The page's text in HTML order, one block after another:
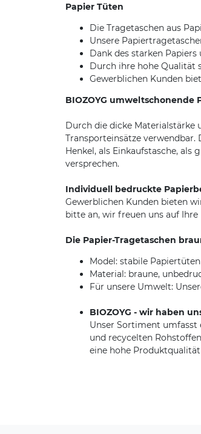
Papier Tüten
Die Tragetaschen aus
Unsere
Dank des starken
Durch ihre hohe Qualität
Gewerblichen Kunden
BIOZOYG
Durch die dicke Materialstärke
Transporteinsätze
Henkel, als Einkaufstasche,
versprechen.
Individuell bedruckte
Gewerblichen Kunden bieten
bitte an, wir freuen uns auf
Die Papier-Tragetaschen
Model: stabile
Material: braune,
Für unsere Umwelt:
BIOZOYG - wir haben
Unser Sortiment umfasst
und recycelten
eine hohe Produktqualität